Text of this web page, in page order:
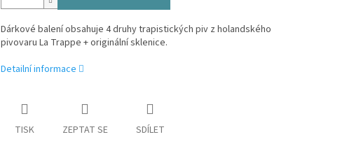
Dárkové balení obsahuje 4 druhy trapistických piv z holandského
pivovaru La Trappe + originální sklenice.
Detailní informace
TISK ZEPTAT SE SDÍLET